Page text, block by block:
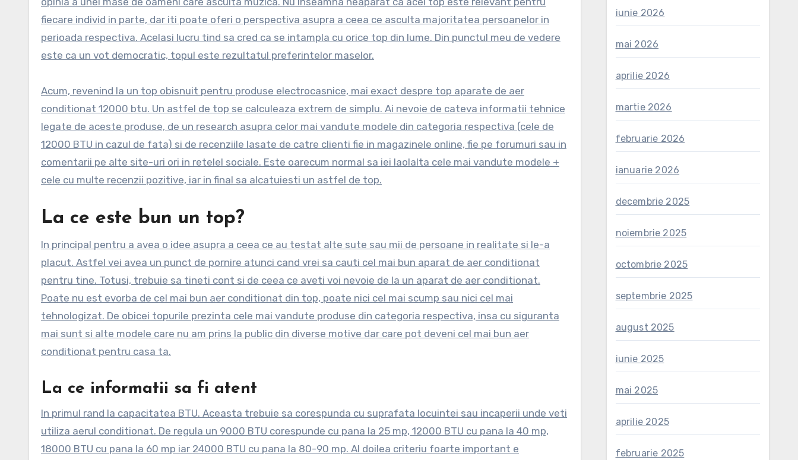
fiecare individ in parte, dar iti poate oferi o perspectiva asupra a ceea ce asculta majoritatea persoanelor in
perioada respectiva. Acelasi lucru tind sa cred ca se intampla cu orice top din lume. Din punctul meu de vedere
este ca un vot democratic, topul este rezultatul preferintelor maselor.
Acum, revenind la un top obisnuit pentru produse electrocasnice, mai exact despre top aparate de aer
conditionat 12000 btu. Un astfel de top se calculeaza extrem de simplu. Ai nevoie de cateva informatii tehnice
legate de aceste produse, de un research asupra celor mai vandute modele din categoria respectiva (cele de
12000 BTU in cazul de fata) si de recenziile lasate de catre clienti fie in magazinele online, fie pe forumuri sau in
comentarii pe alte site-uri ori in retelel sociale. Este oarecum normal sa iei laolalta cele mai vandute modele +
cele cu multe recenzii pozitive, iar in final sa alcatuiesti un astfel de top.
La ce este bun un top?
In principal pentru a avea o idee asupra a ceea ce au testat alte sute sau mii de persoane in realitate si le-a
placut. Astfel vei avea un punct de pornire atunci cand vrei sa cauti cel mai bun aparat de aer conditionat
pentru tine. Totusi, trebuie sa tineti cont si de ceea ce aveti voi nevoie de la un aparat de aer conditionat.
Poate nu est evorba de cel mai bun aer conditionat din top, poate nici cel mai scump sau nici cel mai
tehnologizat. De obicei topurile prezinta cele mai vandute produse din categoria respectiva, insa cu siguranta
mai sunt si alte modele care nu am prins la public din diverse motive dar care pot deveni cel mai bun aer
conditionat pentru casa ta.
La ce informatii sa fi atent
In primul rand la capacitatea BTU. Aceasta trebuie sa corespunda cu suprafata locuintei sau incaperii unde veti
utiliza aerul conditionat. De regula un 9000 BTU corespunde cu pana la 25 mp, 12000 BTU cu pana la 40 mp,
18000 BTU cu pana la 60 mp iar 24000 BTU cu pana la 80-90 mp. Al doilea criteriu foarte important e
iunie 2026
mai 2026
aprilie 2026
martie 2026
februarie 2026
ianuarie 2026
decembrie 2025
noiembrie 2025
octombrie 2025
septembrie 2025
august 2025
iunie 2025
mai 2025
aprilie 2025
februarie 2025